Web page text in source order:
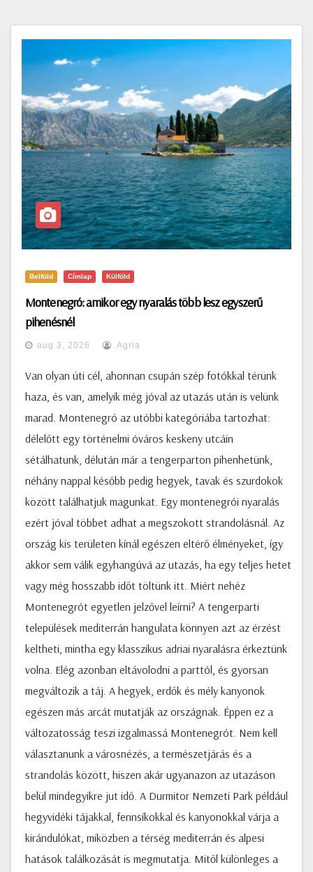
Belföld Címlap Külföld
Montenegró: amikor egy nyaralás több lesz egyszerű
pihenésnél
aug 3, 2026 Agria
Van olyan úti cél, ahonnan csupán szép fotókkal térünk
haza, és van, amelyik még jóval az utazás után is velünk
marad. Montenegró az utóbbi kategóriába tartozhat:
délelőtt egy történelmi óváros keskeny utcáin
sétálhatunk, délután már a tengerparton pihenhetünk,
néhány nappal később pedig hegyek, tavak és szurdokok
között találhatjuk magunkat. Egy montenegrói nyaralás
ezért jóval többet adhat a megszokott strandolásnál. Az
ország kis területen kínál egészen eltérő élményeket, így
akkor sem válik egyhangúvá az utazás, ha egy teljes hetet
vagy még hosszabb időt töltünk itt. Miért nehéz
Montenegrót egyetlen jelzővel leírni? A tengerparti
települések mediterrán hangulata könnyen azt az érzést
keltheti, mintha egy klasszikus adriai nyaralásra érkeztünk
volna. Elég azonban eltávolodni a parttól, és gyorsan
megváltozik a táj. A hegyek, erdők és mély kanyonok
egészen más arcát mutatják az országnak. Éppen ez a
változatosság teszi izgalmassá Montenegrót. Nem kell
választanunk a városnézés, a természetjárás és a
strandolás között, hiszen akár ugyanazon az utazáson
belül mindegyikre jut idő. A Durmitor Nemzeti Park például
hegyvidéki tájakkal, fennsíkokkal és kanyonokkal várja a
kirándulókat, miközben a térség mediterrán és alpesi
hatások találkozását is megmutatja. Mitől különleges a